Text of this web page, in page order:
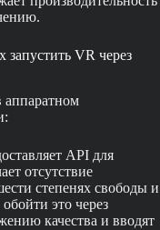
VR через
аппаратном
API для
отсутствие
степенях свободы и
это через
качества и вводят